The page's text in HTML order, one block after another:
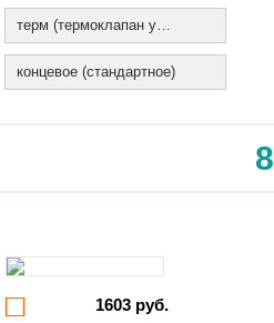
терм (термоклапан установлен)
концевое (стандартное)
1603 руб.